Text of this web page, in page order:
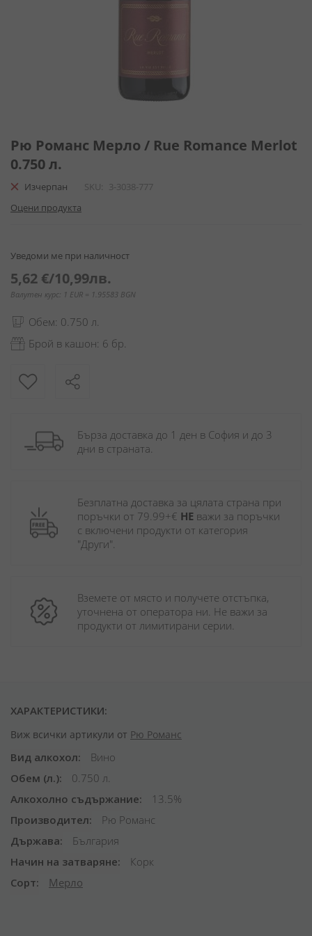
към
на
галерия
снимки
Рю Романс Мерло / Rue Romance Merlot
0.750 л.
Изчерпан SKU
3-3038-777
Оцени продукта
Уведоми ме при наличност
5,62 €/10,99лв.
Валутен курс: 1 EUR = 1.95583 BGN
Обем: 0.750 л.
Брой в кашон: 6 бр.
Бърза доставка до 1 ден в София и до 3
дни в страната.
Безплатна доставка за цялата страна при
поръчки от 79.99+€ НЕ важи за поръчки
с включени продукти от категория
"Други".
Вземете от място и получете отстъпка,
уточнена от оператора ни. Не важи за
продукти от лимитирани серии.
ХАРАКТЕРИСТИКИ:
Виж всички артикули от Рю Романс
Вид алкохол
Вино
Обем (л.)
0.750 л.
Алкохолно съдържание
13.5%
Производител
Рю Романс
Държава
България
Начин на затваряне
Корк
Сорт
Мерло